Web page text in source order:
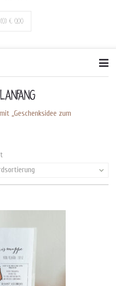
(0) € 0,00
to
content
„Geschenksidee zum